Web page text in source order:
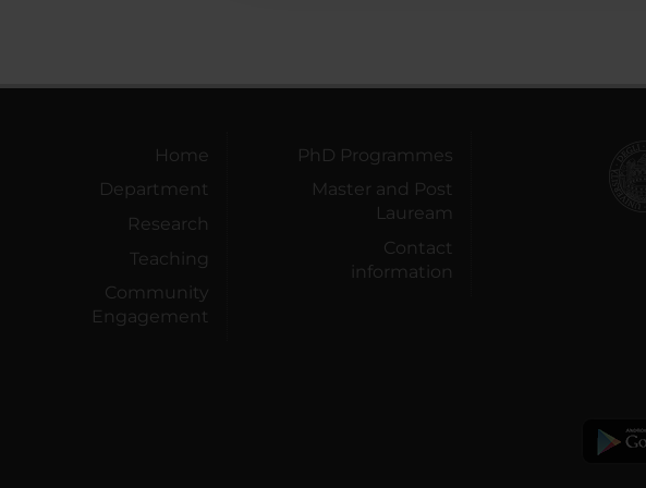
Home
Department
Research
Teaching
Community
Engagement
PhD Programmes
Master and Post
Lauream
Contact
information